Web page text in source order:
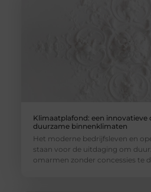
Klimaatplafond: een innovatieve
duurzame binnenklimaten
Het moderne bedrijfsleven en
staan voor de uitdaging om
omarmen zonder concessies te